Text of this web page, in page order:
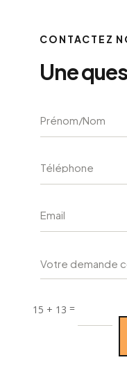
CONTACTEZ
Une
15 + 13 =